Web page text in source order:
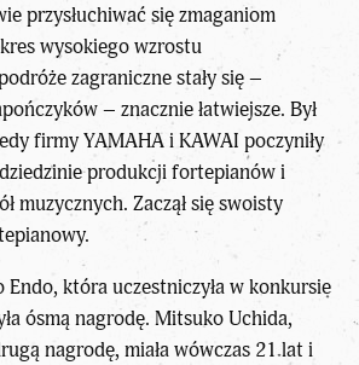
przysłuchiwać się zmaganiom
wysokiego wzrostu
zagraniczne stały się –
– znacznie łatwiejsze. Był
firmy YAMAHA i KAWAI poczyniły
produkcji fortepianów i
muzycznych. Zaczął się swoisty
która uczestniczyła w konkursie
ósmą nagrodę. Mitsuko Uchida,
nagrodę, miała wówczas 21 lat i